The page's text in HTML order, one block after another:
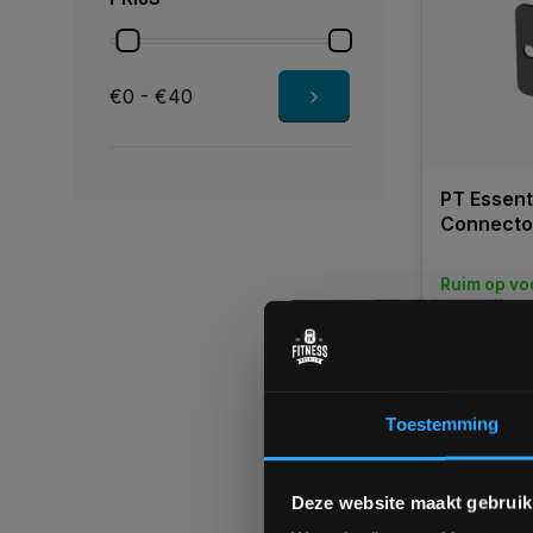
Toestemming
Deze website maakt
€0 - €40
PT
Ruim op